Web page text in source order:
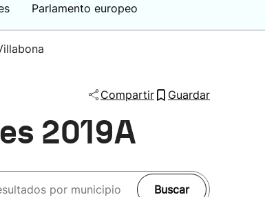
Lo último
Parlamento europeo
Compartir Guardar
2019A
Buscar